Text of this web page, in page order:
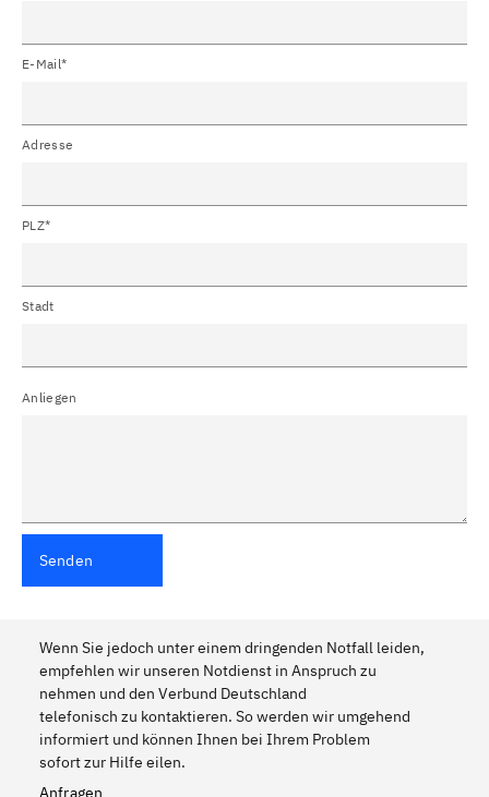
E-Mail*
Adresse
PLZ*
Stadt
Anliegen
Senden
Wenn Sie jedoch unter einem dringenden Notfall leiden,
empfehlen wir unseren Notdienst in Anspruch zu
nehmen und den Verbund Deutschland
telefonisch zu kontaktieren. So werden wir umgehend
informiert und können Ihnen bei Ihrem Problem
sofort zur Hilfe eilen.
Anfragen